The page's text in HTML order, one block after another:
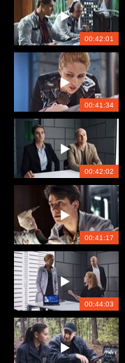
00:42:01
00:41:34
00:42:02
00:41:17
00:44:03